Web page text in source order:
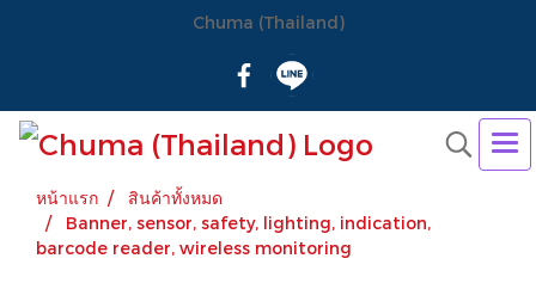
Chuma (Thailand)
หน้าแรก
สินค้าทั้งหมด
Banner, sensor, safety, lighting, indication,
barcode reader, wireless monitoring